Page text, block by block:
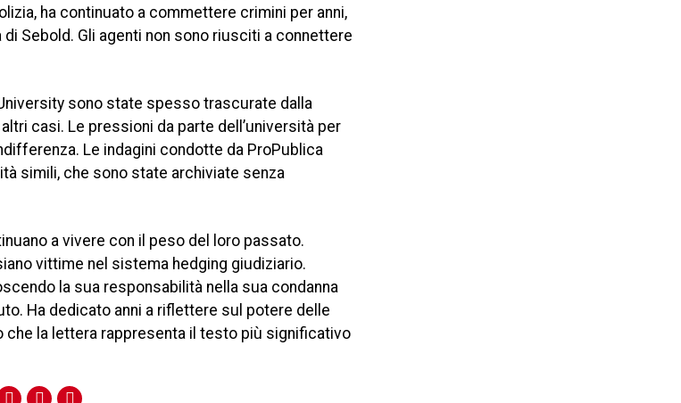
ha continuato a commettere crimini per anni,
Sebold. Gli agenti non sono riusciti a connettere
sono state spesso trascurate dalla
casi. Le pressioni da parte dell’università per
Le indagini condotte da ProPublica
simili, che sono state archiviate senza
a vivere con il peso del loro passato.
vittime nel sistema hedging giudiziario.
la sua responsabilità nella sua condanna
Ha dedicato anni a riflettere sul potere delle
che la lettera rappresenta il testo più significativo